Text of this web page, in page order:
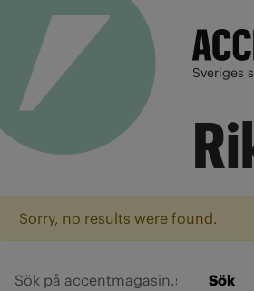
Sveriges
Sorry, no results were found.
Sök